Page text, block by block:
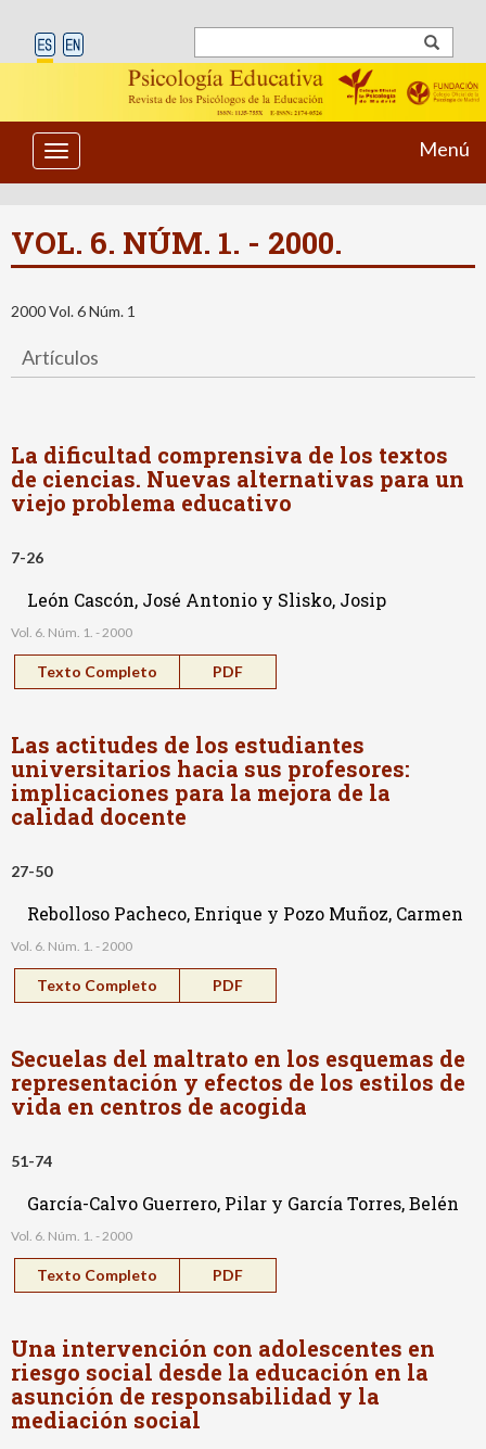
Toggle
navigation
Menú
VOL. 6. NÚM. 1. - 2000.
2000 Vol. 6 Núm. 1
Artículos
La dificultad comprensiva de los textos
de ciencias. Nuevas alternativas para un
viejo problema educativo
7-26
León Cascón, José Antonio y Slisko, Josip
Vol. 6. Núm. 1. - 2000
Texto Completo PDF
Las actitudes de los estudiantes
universitarios hacia sus profesores:
implicaciones para la mejora de la
calidad docente
27-50
Rebolloso Pacheco, Enrique y Pozo Muñoz, Carmen
Vol. 6. Núm. 1. - 2000
Texto Completo PDF
Secuelas del maltrato en los esquemas de
representación y efectos de los estilos de
vida en centros de acogida
51-74
García-Calvo Guerrero, Pilar y García Torres, Belén
Vol. 6. Núm. 1. - 2000
Texto Completo PDF
Una intervención con adolescentes en
riesgo social desde la educación en la
asunción de responsabilidad y la
mediación social